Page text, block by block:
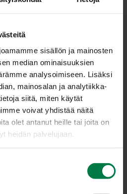
sisällön ja mainosten
median ominaisuuksien
analysoimiseen. Lisäksi
mainosalan ja analytiikka-
siitä, miten käytät
voivat yhdistää näitä
olet antanut heille tai joita on
heidän palvelujaan.
Leikkaa mango
kiven molemmin puolin.
irti kivestä. Kuori
hedelmänliha paloina irti
ruudukko ja käännä kuori
kuoresta veitsellä.
ja mansikat. Kuori ja viipaloi
sulata margariini ja lisää
hedelmiä varovasti hetken
hunaja ja kuumenna vielä
ja tarjoile ohukaisten tai